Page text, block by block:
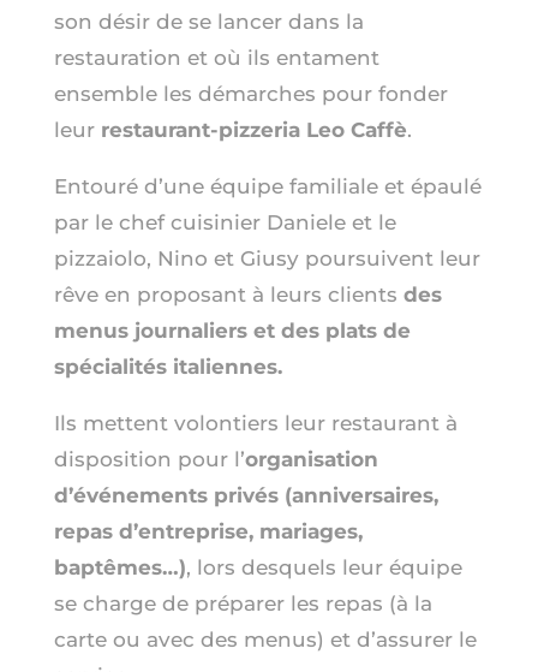
son désir de se lancer dans la
restauration et où ils entament
ensemble les démarches pour fonder
leurrestaurant-pizzeria Leo Caffè.
Entouré d’une équipe familiale et épaulé
par le chef cuisinier Daniele et le
pizzaiolo, Nino et Giusy poursuivent leur
rêve en proposant à leurs clients des
menus journaliers et des plats de
spécialités italiennes.
Ils mettent volontiers leur restaurant à
disposition pour l’organisation
d’événements privés (anniversaires,
repas d’entreprise, mariages,
baptêmes…), lors desquels leur équipe
se charge de préparer les repas (à la
carte ou avec des menus) et d’assurer le